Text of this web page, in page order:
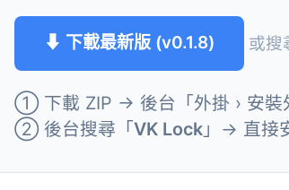
⬇ 下載最新版 (v0.1.8) 或搜
① 下載 ZIP → 後台「外掛 › 安裝
② 後台搜尋「VK Lock 」→ 直接